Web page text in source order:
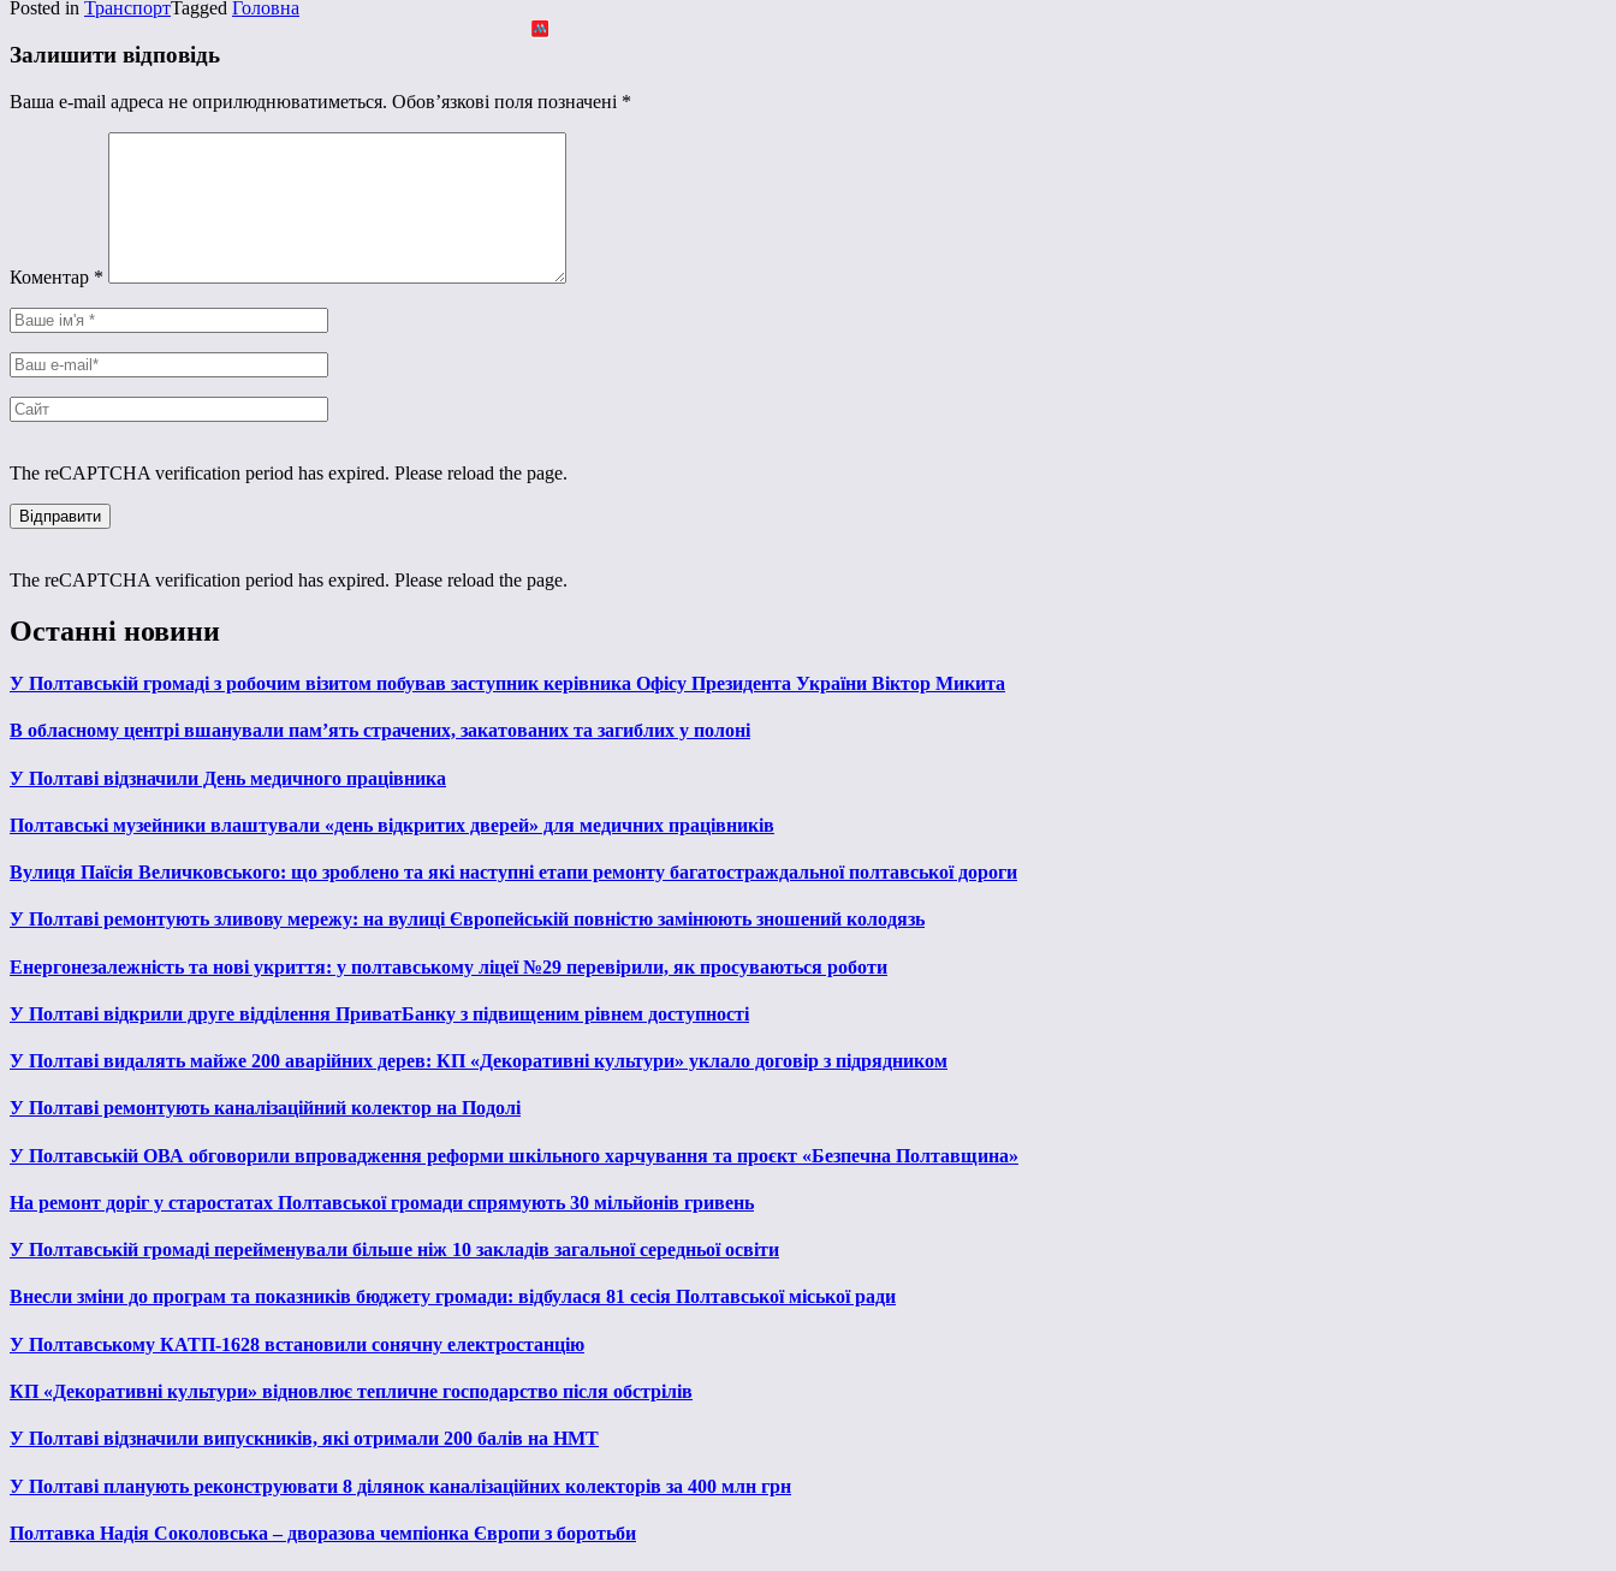
Posted in ТранспортTagged Головна
Залишити відповідь
Ваша e-mail адреса не оприлюднюватиметься. Обов’язкові поля позначені *
Коментар *
The reCAPTCHA verification period has expired. Please reload the page.
The reCAPTCHA verification period has expired. Please reload the page.
Останні новини
У Полтавській громаді з робочим візитом побував заступник керівника Офісу Президента України Віктор Микита
В обласному центрі вшанували пам’ять страчених, закатованих та загиблих у полоні
У Полтаві відзначили День медичного працівника
Полтавські музейники влаштували «день відкритих дверей» для медичних працівників
Вулиця Паїсія Величковського: що зроблено та які наступні етапи ремонту багатостраждальної полтавської дороги
У Полтаві ремонтують зливову мережу: на вулиці Європейській повністю замінюють зношений колодязь
Енергонезалежність та нові укриття: у полтавському ліцеї №29 перевірили, як просуваються роботи
У Полтаві відкрили друге відділення ПриватБанку з підвищеним рівнем доступності
У Полтаві видалять майже 200 аварійних дерев: КП «Декоративні культури» уклало договір з підрядником
У Полтаві ремонтують каналізаційний колектор на Подолі
У Полтавській ОВА обговорили впровадження реформи шкільного харчування та проєкт «Безпечна Полтавщина»
На ремонт доріг у старостатах Полтавської громади спрямують 30 мільйонів гривень
У Полтавській громаді перейменували більше ніж 10 закладів загальної середньої освіти
Внесли зміни до програм та показників бюджету громади: відбулася 81 сесія Полтавської міської ради
У Полтавському КАТП-1628 встановили сонячну електростанцію
КП «Декоративні культури» відновлює тепличне господарство після обстрілів
У Полтаві відзначили випускників, які отримали 200 балів на НМТ
У Полтаві планують реконструювати 8 ділянок каналізаційних колекторів за 400 млн грн
Полтавка Надія Соколовська – дворазова чемпіонка Європи з боротьби